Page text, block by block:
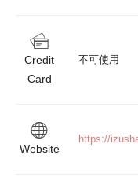
Credit
Card
不可使用
Website
https://